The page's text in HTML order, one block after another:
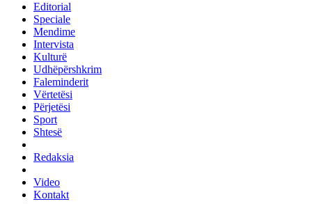
Editorial
Speciale
Mendime
Intervista
Kulturë
Udhëpërshkrim
Faleminderit
Vërtetësi
Përjetësi
Sport
Shtesë
Redaksia
Video
Kontakt